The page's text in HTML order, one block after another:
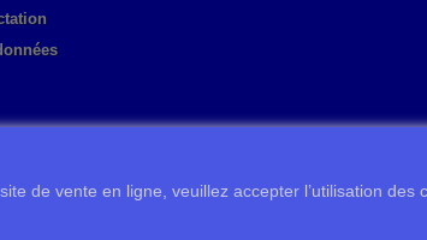
de vente en ligne, veuillez accepter l’utilisation